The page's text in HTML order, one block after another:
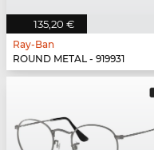
135,20 €
Ray-Ban
ROUND METAL - 919931